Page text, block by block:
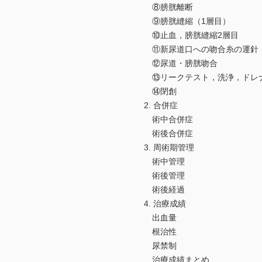
⑧膀胱離断
⑨膀胱縫縮（1層目）
⑩止血，膀胱縫縮2層目
⑪新尿道口への吻合糸の運針
⑫尿道・膀胱吻合
⑬リークテスト，洗浄，ドレ
⑭閉創
2. 合併症
術中合併症
術後合併症
3. 周術期管理
術中管理
術後管理
術後経過
4. 治療成績
出血量
根治性
尿禁制
治療成績まとめ